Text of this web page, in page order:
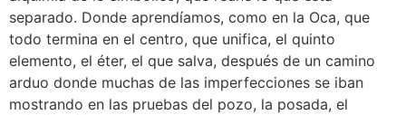
separado. Donde aprendíamos, como en la Oca, que
todo termina en el centro, que unifica, el quinto
elemento, el éter, el que salva, después de un camino
arduo donde muchas de las imperfecciones se iban
mostrando en las pruebas del pozo, la posada, el